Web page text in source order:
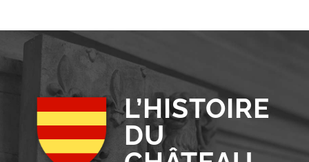
L’HISTOIRE
DU